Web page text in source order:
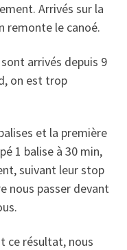
Arrivés sur la
remonte le canoé.
arrivés depuis 9
on est trop
et la première
1 balise à 30 min,
suivant leur stop
nous passer devant
ce résultat, nous